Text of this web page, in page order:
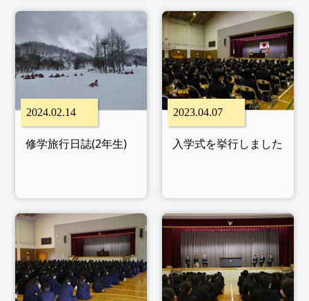
2024.02.14
修学旅行日誌(2年生)
2023.04.07
入学式を挙行しました